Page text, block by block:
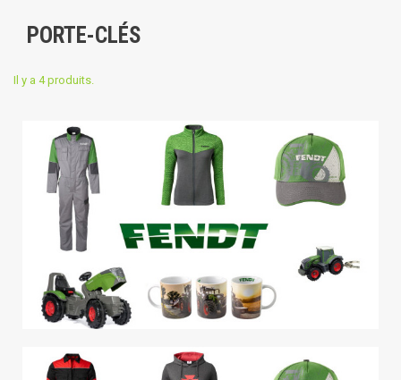
PORTE-CLÉS
Il y a 4 produits.